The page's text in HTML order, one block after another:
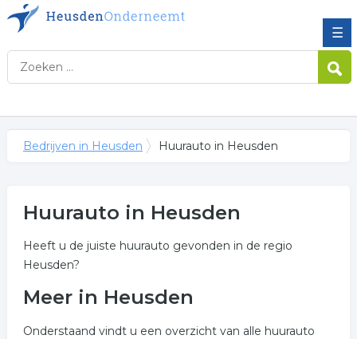
☰
Bedrijven in Heusden Huurauto in Heusden
Huurauto in Heusden
Heeft u de juiste huurauto gevonden in de regio
Heusden?
Meer in Heusden
Onderstaand vindt u een overzicht van alle huurauto